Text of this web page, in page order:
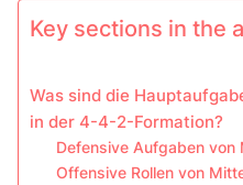
Key sections in the
Was sind die
in der 4-4-2-Formation?
Defensive Aufgaben von
Offensive Rollen von